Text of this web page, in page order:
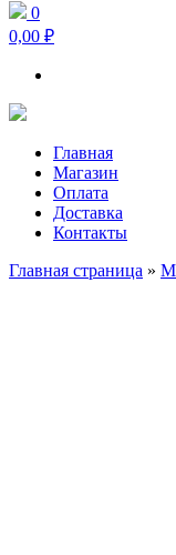
0
0,00 ₽
Главная
Магазин
Оплата
Доставка
Контакты
Главная страница »